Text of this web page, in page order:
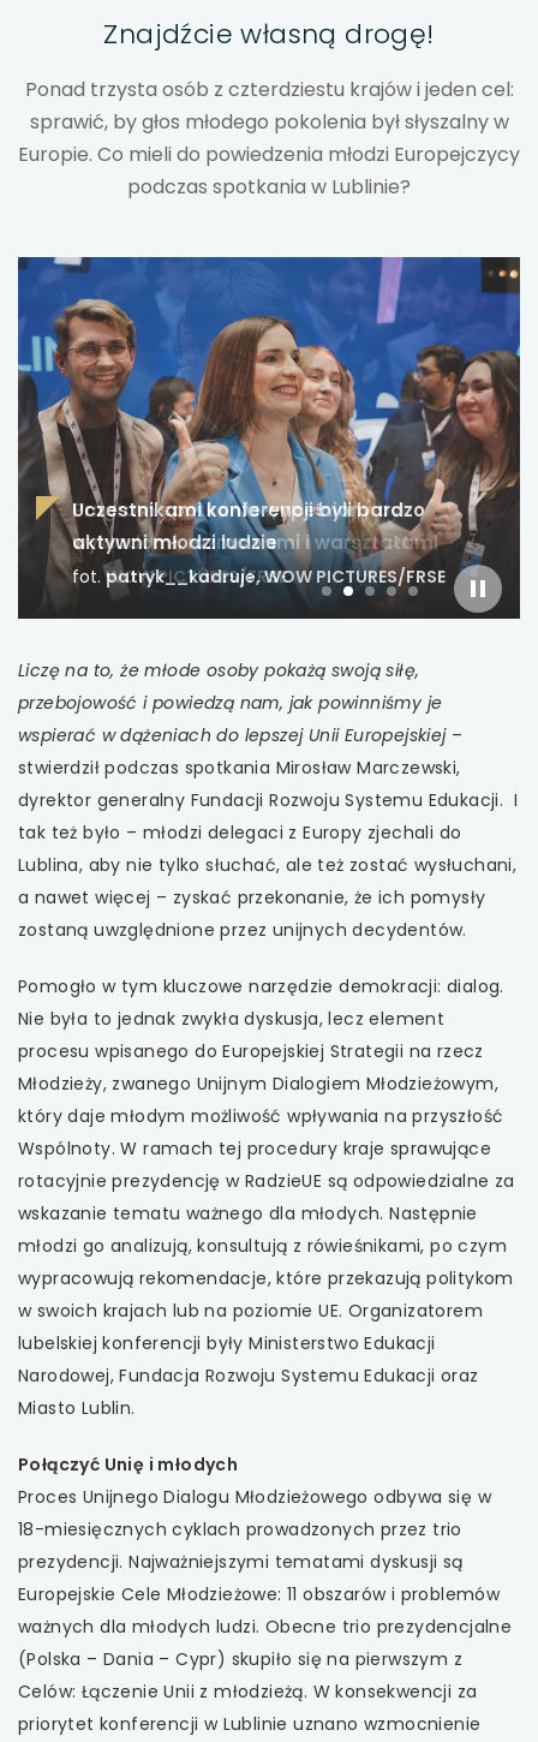
uwaga, link otwiera się w nowej karcie
uwaga, link otwiera się w nowej karcie
uwaga, link otwiera się w nowej karcie
uwaga, link otwiera się w nowej karcie
uwaga, link otwiera się w nowej karcie
uwaga, link otwiera się w nowej karcie
uwaga, link otwiera się w nowej karcie
uwaga, link otwiera się w nowej karcie
uwaga, link otwiera się w nowej karcie
uwaga, link otwiera się w nowej karcie
uwaga, link otwiera się w nowej karcie
uwaga, link otwiera się w nowej karcie
uwaga, link otwiera się w nowej karcie
uwaga, link otwiera się w nowej karcie
uwaga, link otwiera się w nowej karcie
uwaga, link otwiera się w nowej karcie
uwaga, link otwiera się w nowej karcie
uwaga, link otwiera się w nowej karcie
uwaga, link otwiera się w nowej karcie
uwaga, link otwiera się w nowej karcie
Znajdźcie własną drogę!
Ponad trzysta osób z czterdziestu krajów i jeden cel:
sprawić, by głos młodego pokolenia był słyszalny w
Europie. Co mieli do powiedzenia młodzi Europejczycy
podczas spotkania w Lublinie?
Program spotkania wypełniony był
wykładami, rozmowami i warsztatami
fot.WOW PICTURES/FRSE
slajd
numer1
slajd
numer2
slajd
numer3
slajd
numer4
slajd
numer5
slajder
Liczę na to, że młode osoby pokażą swoją siłę,
przebojowość i powiedzą nam, jak powinniśmy je
wspierać w dążeniach do lepszej Unii Europejskiej–
stwierdził podczas spotkania Mirosław Marczewski,
dyrektor generalny Fundacji Rozwoju Systemu Edukacji. I
tak też było – młodzi delegaci z Europy zjechali do
Lublina, aby nie tylko słuchać, ale też zostać wysłuchani,
a nawet więcej – zyskać przekonanie, że ich pomysły
zostaną uwzględnione przez unijnych decydentów.
Pomogło w tym kluczowe narzędzie demokracji: dialog.
Nie była to jednak zwykła dyskusja, lecz element
procesu wpisanego do Europejskiej Strategii na rzecz
Młodzieży, zwanego Unijnym Dialogiem Młodzieżowym,
który daje młodym możliwość wpływania na przyszłość
Wspólnoty. W ramach tej procedury kraje sprawujące
rotacyjnie prezydencję w RadzieUE są odpowiedzialne za
wskazanie tematu ważnego dla młodych. Następnie
młodzi go analizują, konsultują z rówieśnikami, po czym
wypracowują rekomendacje, które przekazują politykom
w swoich krajach lub na poziomie UE. Organizatorem
lubelskiej konferencji były Ministerstwo Edukacji
Narodowej, Fundacja Rozwoju Systemu Edukacji oraz
Miasto Lublin.
Połączyć Unię i młodych
Proces Unijnego Dialogu Młodzieżowego odbywa się w
18-miesięcznych cyklach prowadzonych przez trio
prezydencji. Najważniejszymi tematami dyskusji są
Europejskie Cele Młodzieżowe: 11 obszarów i problemów
ważnych dla młodych ludzi. Obecne trio prezydencjalne
(Polska – Dania – Cypr) skupiło się na pierwszym z
Celów: Łączenie Unii z młodzieżą. W konsekwencji za
priorytet konferencji w Lublinie uznano wzmocnienie